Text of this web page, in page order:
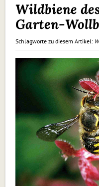
Wildbiene
Garten-
Schlagworte zu diesem Artikel: